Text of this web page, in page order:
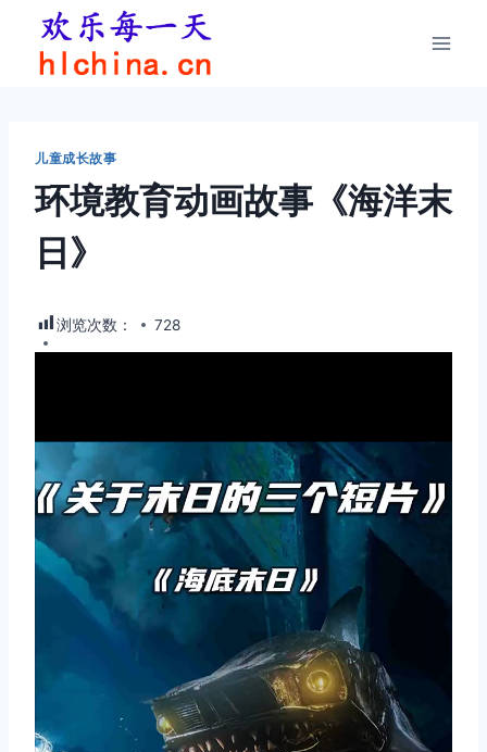
儿童成长故事
环境教育动画故事《海洋末
日》
浏览次数： 728